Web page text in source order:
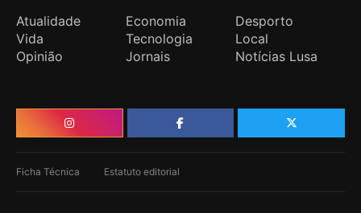
Atualidade Economia
Desporto
Vida
Tecnologia
Local
Opinião
Jornais Notícias Lusa
Ficha Técnica Estatuto editorial